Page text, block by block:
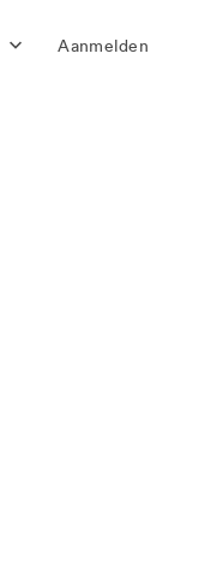
Aanmelden